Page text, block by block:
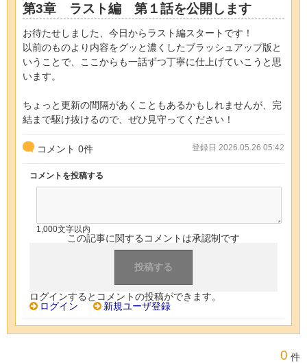
第3章 ラスト編 第１話を公開します
お待たせしました、今日からラスト編スタートです！
以前のものより内容をグッと濃くしたブラッシュアップ版と
いうことで、ここからも一話ずつ丁寧に仕上げていこうと思
います。
ちょっと更新の間隔があくこともあるかもしれませんが、完
結まで駆け抜けるので、ぜひ見守ってください！
コメント 0件 登録日 2026.05.26 05:42
コメントを投稿する
1,000文字以内
この記事に関するコメントは承認制です
ログインするとコメントの投稿ができます。
ログイン
新規ユーザ登録
0 件